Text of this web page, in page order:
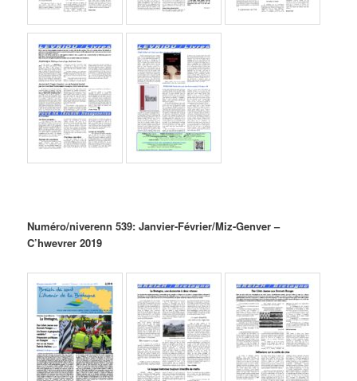
Numéro/niverenn 539: Janvier-Février/Miz-Genver –
C’hwevrer 2019